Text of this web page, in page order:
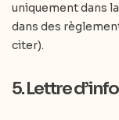
uniquement dans
dans des
citer).
5. Lettre